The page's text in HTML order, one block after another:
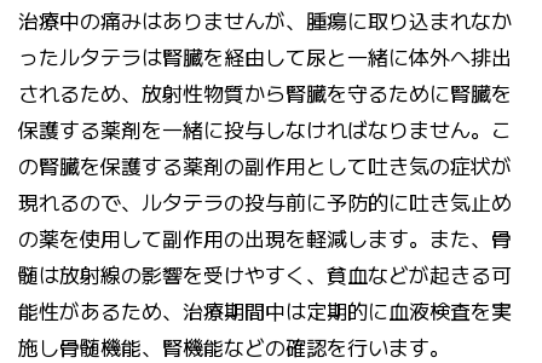
治療中の痛みはありませんが、腫瘍に取り込まれなか
ったルタテラは腎臓を経由して尿と一緒に体外へ排出
されるため、放射性物質から腎臓を守るために腎臓を
保護する薬剤を一緒に投与しなければなりません。こ
の腎臓を保護する薬剤の副作用として吐き気の症状が
現れるので、ルタテラの投与前に予防的に吐き気止め
の薬を使用して副作用の出現を軽減します。また、骨
髄は放射線の影響を受けやすく、貧血などが起きる可
能性があるため、治療期間中は定期的に血液検査を実
施し骨髄機能、腎機能などの確認を行います。